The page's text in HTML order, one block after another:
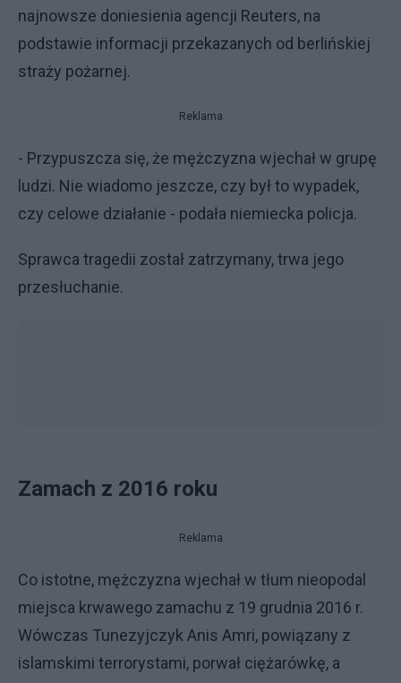
najnowsze doniesienia agencji Reuters, na
podstawie informacji przekazanych od berlińskiej
straży pożarnej.
Reklama
- Przypuszcza się, że mężczyzna wjechał w grupę
ludzi. Nie wiadomo jeszcze, czy był to wypadek,
czy celowe działanie - podała niemiecka policja.
Sprawca tragedii został zatrzymany, trwa jego
przesłuchanie.
Zamach z 2016 roku
Reklama
Co istotne, mężczyzna wjechał w tłum nieopodal
miejsca krwawego zamachu z 19 grudnia 2016 r.
Wówczas Tunezyjczyk Anis Amri, powiązany z
islamskimi terrorystami, porwał ciężarówkę, a